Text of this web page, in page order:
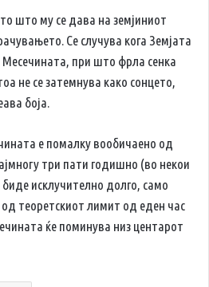
што му се дава на земјиниот
Се случува кога Земјата
при што фрла сенка
не се затемнува како сонцето,
боја.
е помалку вообичаено од
три пати годишно (во некои
исклучително долго, само
теоретскиот лимит од еден час
ќе поминува низ центарот